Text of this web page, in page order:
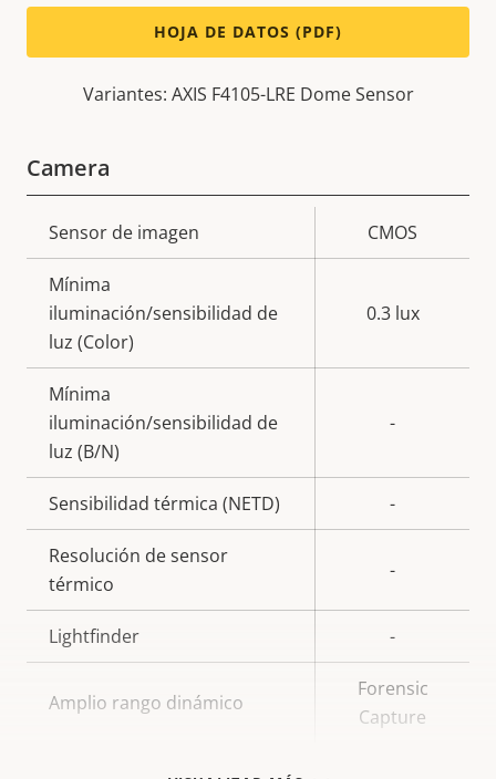
HOJA DE DATOS (PDF)
Variantes: AXIS F4105-LRE Dome Sensor
Camera
Descripción
de
propiedad
la
Sensor de imagen CMOS
Mínima
iluminación/sensibilidad de
luz (Color)
0.3 lux
Mínima
iluminación/sensibilidad de
luz (B/N)
-
Sensibilidad térmica (NETD) -
Resolución de sensor
térmico
-
Lightfinder -
Amplio rango dinámico
Forensic
Capture